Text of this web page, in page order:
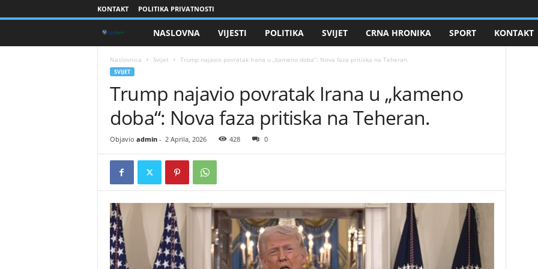
KONTAKT POLITIKA PRIVATNOSTI
i
c
NASLOVNA VIJESTI POLITIKA SVIJET CRNA HRONIKA SPORT KONTAKT
Naslovnica Svijet Trump najavio povratak Irana u „kameno doba“: Nova faza pritiska na Teheran.
SVIJET
Trump najavio povratak Irana u „kameno
doba“: Nova faza pritiska na Teheran.
Objavio admin- 2 Aprila, 2026 428 0